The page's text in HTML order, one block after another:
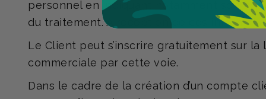
personnel en indiquant notamment son
du traitement. A réception de ces
Le Client peut s’inscrire gratuitement sur
commerciale par cette voie.
Dans le cadre de la création d’un compte